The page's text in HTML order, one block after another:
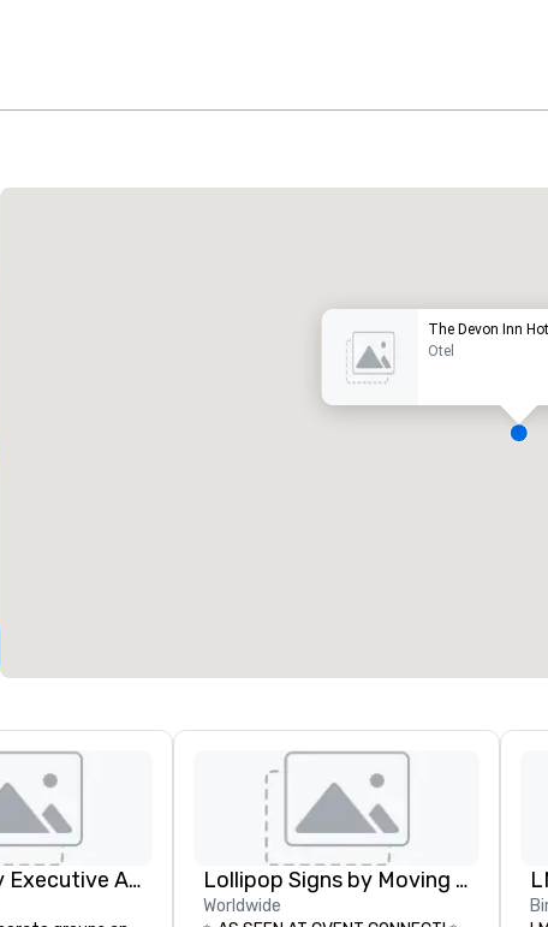
The Devon Inn
Otel
Silicon Valley Executive Academy Lollipop Signs by Moving Products
Worldwide